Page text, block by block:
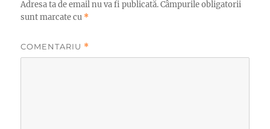
Adresa ta de email nu va fi publicată. Câmpurile obligatorii
sunt marcate cu *
COMENTARIU *